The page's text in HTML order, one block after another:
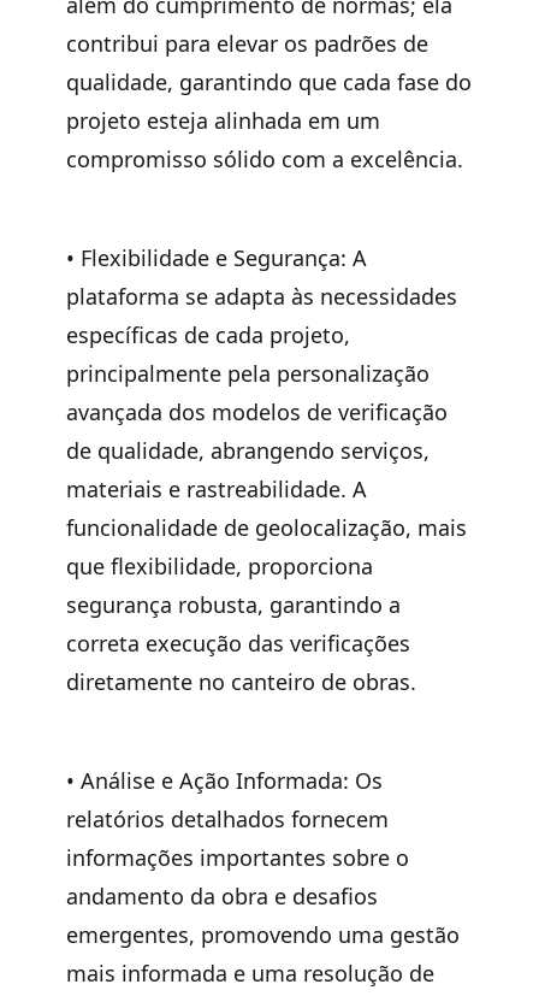
contribui para elevar os padrões de
qualidade, garantindo que cada fase do
projeto esteja alinhada em um
compromisso sólido com a excelência.
• Flexibilidade e Segurança: A
plataforma se adapta às necessidades
específicas de cada projeto,
principalmente pela personalização
avançada dos modelos de verificação
de qualidade, abrangendo serviços,
materiais e rastreabilidade. A
funcionalidade de geolocalização, mais
que flexibilidade, proporciona
segurança robusta, garantindo a
correta execução das verificações
diretamente no canteiro de obras.
• Análise e Ação Informada: Os
relatórios detalhados fornecem
informações importantes sobre o
andamento da obra e desafios
emergentes, promovendo uma gestão
mais informada e uma resolução de